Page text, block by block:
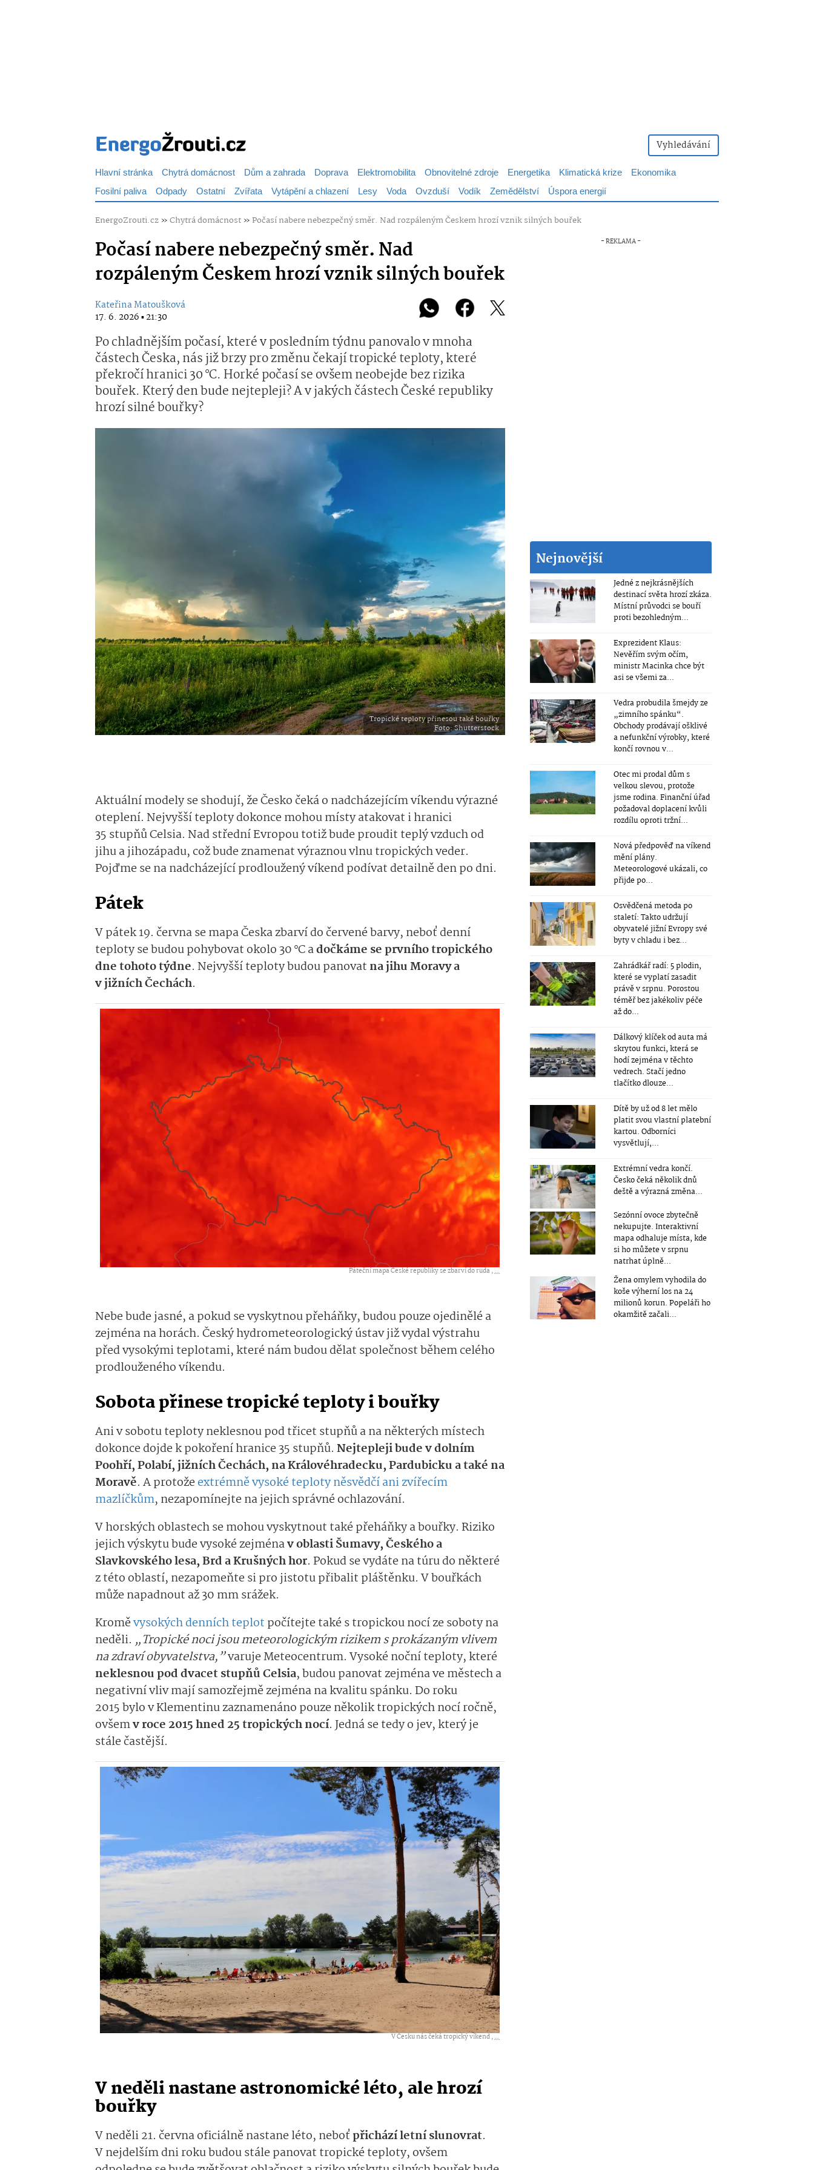
Vyhledávání
Hlavní stránka Chytrá domácnost Dům a zahrada Doprava Elektromobilita Obnovitelné zdroje Energetika Klimatická krize
Ekonomika
Fosilní paliva Odpady Ostatní Zvířata Vytápění a chlazení Lesy Voda Ovzduší Vodík Zemědělství Úspora energií
EnergoZrouti.cz»Chytrá domácnost»Počasí nabere nebezpečný směr. Nad rozpáleným Českem hrozí vznik silných bouřek
Počasí nabere nebezpečný směr. Nad
rozpáleným Českem hrozí vznik silných bouřek
Kateřina Matoušková
17. 6. 2026 ▪ 21:30
Po chladnějším počasí, které v posledním týdnu panovalo v mnoha
částech Česka, nás již brzy pro změnu čekají tropické teploty, které
překročí hranici 30 °C. Horké počasí se ovšem neobejde bez rizika
bouřek. Který den bude nejtepleji? A v jakých částech České republiky
hrozí silné bouřky?
Tropické teploty přinesou také bouřky
Foto: Shutterstock
Aktuální modely se shodují, že Česko čeká o nadcházejícím víkendu výrazné
oteplení. Nejvyšší teploty dokonce mohou místy atakovat i hranici
35 stupňů Celsia. Nad střední Evropou totiž bude proudit teplý vzduch od
jihu a jihozápadu, což bude znamenat výraznou vlnu tropických veder.
Pojďme se na nadcházející prodloužený víkend podívat detailně den po dni.
Pátek
V pátek 19. června se mapa Česka zbarví do červené barvy, neboť denní
teploty se budou pohybovat okolo 30 °C adočkáme se prvního tropického
dne tohoto týdne. Nejvyšší teploty budou panovat na jihu Moravy a
v jižních Čechách.
Páteční mapa České republiky se zbarví do ruda ,...
Nebe bude jasné, a pokud se vyskytnou přeháňky, budou pouze ojedinělé a
zejména na horách. Český hydrometeorologický ústav již vydal výstrahu
před vysokými teplotami, které nám budou dělat společnost během celého
prodlouženého víkendu.
Sobota přinese tropické teploty i bouřky
Ani v sobotu teploty neklesnou pod třicet stupňů a na některých místech
dokonce dojde k pokoření hranice 35 stupňů. Nej­tepleji bude v dolním
Poohří, Polabí, jižních Čechách, na Královéhradecku, Pardubicku a také na
Moravě. A protožeextrémně vysoké teploty něsvědčí ani zvířecím
mazlíčkům, nezapomínejte na jejich správné ochlazování.
V horských oblastech se mohou vyskytnout také přeháňky a bouřky. Riziko
jejich výskytu bude vysoké zejménav oblasti Šumavy, Českého a
Slavkovského lesa, Brd a Krušných hor. Pokud se vydáte na túru do některé
z této oblastí, nezapomeňte si pro jistotu přibalit pláštěnku. V bouřkách
může napadnout až 30 mm srážek.
Kroměvysokých denních teplot počítejte také s tropickou nocí ze soboty na
neděli. „Tropické noci jsou meteorologickým rizikem s prokázaným vlivem
na zdraví obyvatelstva,”varuje Meteocentrum. Vysoké noční teploty, které
neklesnou pod dvacet stupňů Celsia, budou panovat zejména ve městech a
negativní vliv mají samozřejmě zejména na kvalitu spánku. Do roku
2015 bylo v Klementinu zaznamenáno pouze několik tropických nocí ročně,
ovšemv roce 2015 hned 25 tropických nocí. Jedná se tedy o jev, který je
stále častější.
V Česku nás čeká tropický víkend ,...
V neděli nastane astronomické léto, ale hrozí
bouřky
V neděli 21. června oficiálně nastane léto, neboťpřichází letní slunovrat.
V nejdelším dni roku budou stále panovat tropické teploty, ovšem
Nejnovější
Jedné z nejkrásnějších
destinací světa hrozí zkáza.
Místní průvodci se bouří
proti bezohledným...
Exprezident Klaus:
Nevěřím svým očím,
ministr Macinka chce být
asi se všemi za...
Vedra probudila šmejdy ze
„zimního spánku“.
Obchody prodávají ošklivé
a nefunkční výrobky, které
končí rovnou v...
Otec mi prodal dům s
velkou slevou, protože
jsme rodina. Finanční úřad
požadoval doplacení kvůli
rozdílu oproti tržní...
Nová předpověď na víkend
mění plány.
Meteorologové ukázali, co
přijde po...
Osvědčená metoda po
staletí: Takto udržují
obyvatelé jižní Evropy své
byty v chladu i bez...
Zahrádkář radí: 5 plodin,
které se vyplatí zasadit
právě v srpnu. Porostou
téměř bez jakékoliv péče
až do...
Dálkový klíček od auta má
skrytou funkci, která se
hodí zejména v těchto
vedrech. Stačí jedno
tlačítko dlouze...
Dítě by už od 8 let mělo
platit svou vlastní platební
kartou. Odborníci
vysvětlují,...
Extrémní vedra končí.
Česko čeká několik dnů
deště a výrazná změna...
Sezónní ovoce zbytečně
nekupujte. Interaktivní
mapa odhaluje místa, kde
si ho můžete v srpnu
natrhat úplně...
Žena omylem vyhodila do
koše výherní los na 24
milionů korun. Popeláři ho
okamžitě začali...